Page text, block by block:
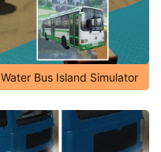
Water Bus Island Simulator